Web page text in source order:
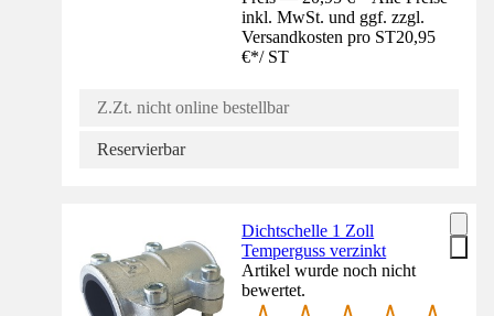
inkl. MwSt. und ggf. zzgl.
Versandkosten pro ST20,95
€*/ ST
Z.Zt. nicht online bestellbar
Reservierbar
Dichtschelle 1 Zoll
Temperguss verzinkt
Artikel wurde noch nicht
bewertet.